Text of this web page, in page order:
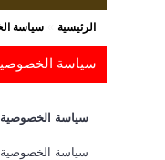
الرئيسية سياسة
سياسة
سياسة الخصوصية
سياسة